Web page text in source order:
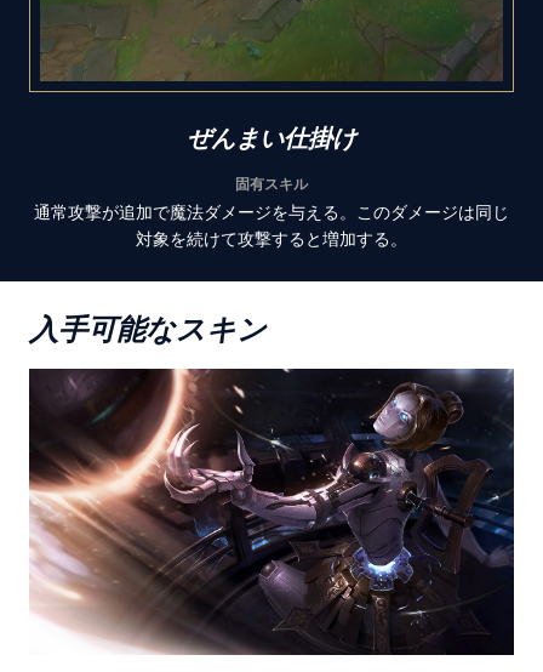
ぜんまい仕掛け
固有スキル
通常攻撃が追加で魔法ダメージを与える。このダメージは同じ
対象を続けて攻撃すると増加する。
入手可能なスキン